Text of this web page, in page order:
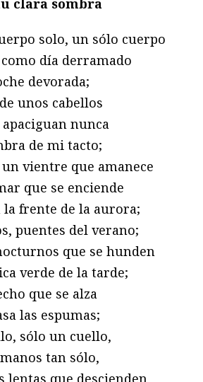
clara sombra
solo, un sólo cuerpo
día derramado
devorada;
unos cabellos
nunca
de mi tacto;
vientre que amanece
que se enciende
la frente de la aurora;
puentes del verano;
que se hunden
verde de la tarde;
que se alza
las espumas;
sólo un cuello,
tan sólo,
lentas que descienden